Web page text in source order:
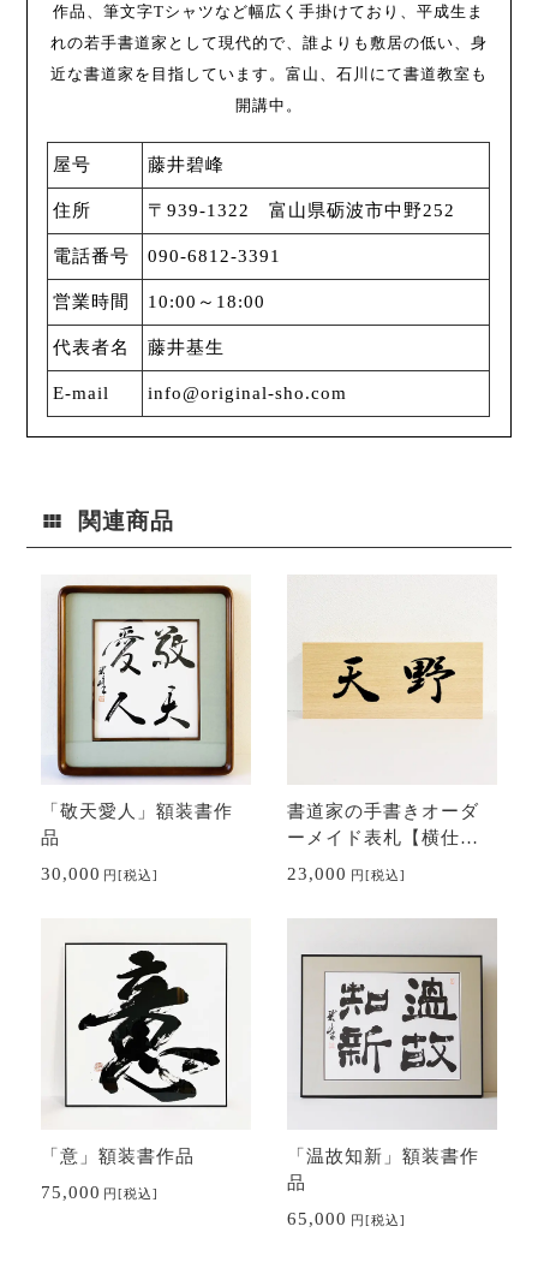
作品、筆文字Tシャツなど幅広く手掛けており、平成生ま
れの若手書道家として現代的で、誰よりも敷居の低い、身
近な書道家を目指しています。富山、石川にて書道教室も
開講中。
屋号 藤井碧峰
住所 〒939-1322 富山県砺波市中野252
電話番号 090-6812-3391
営業時間 10:00～18:00
代表者名 藤井基生
E-mail info@original-sho.com
関連商品
「敬天愛人」額装書作
品
30,000 円 [税込]
書道家の手書きオーダ
ーメイド表札【横仕
様】
23,000 円 [税込]
「意」額装書作品
75,000 円[税込]
「温故知新」額装書作
品
65,000 円[税込]